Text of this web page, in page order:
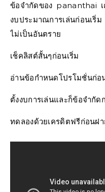
ข้อจำกัดของ pananthai
งบประมาณการเล่นก่อนเริ่
ไม่เป็นอันตราย
เช็คลิสต์สั้นๆก่อนเริ่ม
อ่านข้อกำหนดโปรโมชั่นก่อ
ตั้งงบการเล่นและก็ข้อจำกัด
ทดลองด้วยเครดิตฟรีก่อนฝา